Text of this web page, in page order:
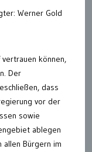
Werner Gold
können,
Der
dass
vor der
sowie
ablegen
Bürgern im